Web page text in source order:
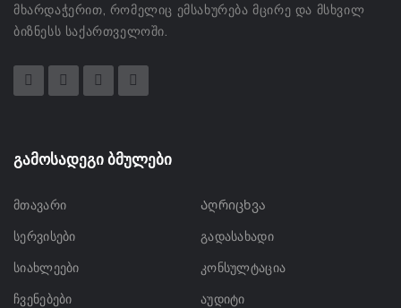
მხარდაჭერით, რომელიც ემსახურება მცირე და მსხვილ
ბიზნესს საქართველოში.
გამოსადეგი ბმულები
მთავარი
სერვისები
სიახლეები
ჩვენებები
Აღრიცხვა
გადასახადი
კონსულტაცია
აუდიტი